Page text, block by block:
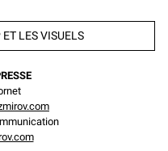
LES VISUELS